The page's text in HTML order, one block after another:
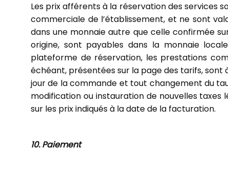
Les prix afférents à la réservation des services
commerciale de l’établissement, et ne sont
dans une monnaie autre que celle confirmée
origine, sont payables dans la monnaie
plateforme de réservation, les prestations
échéant, présentées sur la page des tarifs,
jour de la commande et tout changement du
modification ou instauration de nouvelles
sur les prix indiqués à la date de la facturation.
10. Paiement